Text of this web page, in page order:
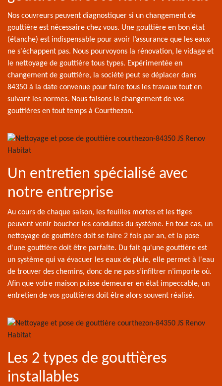
Nos couvreurs peuvent diagnostiquer si un changement de
gouttière est nécessaire chez vous. Une gouttière en bon état
(étanche) est indispensable pour avoir l’assurance que les eaux
ne s'échappent pas. Nous pourvoyons la rénovation, le vidage et
le nettoyage de gouttière tous types. Expérimentée en
changement de gouttière, la société peut se déplacer dans
84350 à la date convenue pour faire tous les travaux tout en
suivant les normes. Nous faisons le changement de vos
gouttières en tout temps à Courthezon.
Un entretien spécialisé avec
notre entreprise
Au cours de chaque saison, les feuilles mortes et les tiges
peuvent venir boucher les conduites du système. En tout cas, un
nettoyage de gouttière doit se faire 2 fois par an, et la pose
d'une gouttière doit être parfaite. Du fait qu'une gouttière est
un système qui va évacuer les eaux de pluie, elle permet à l'eau
de trouver des chemins, donc de ne pas s’infiltrer n’importe où.
Afin que votre maison puisse demeurer en état impeccable, un
entretien de vos gouttières doit être alors souvent réalisé.
Les 2 types de gouttières
installables